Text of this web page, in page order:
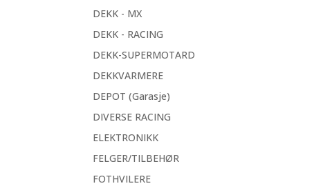
DEKK - MX
DEKK - RACING
DEKK-SUPERMOTARD
DEKKVARMERE
DEPOT (Garasje)
DIVERSE RACING
ELEKTRONIKK
FELGER/TILBEHØR
FOTHVILERE